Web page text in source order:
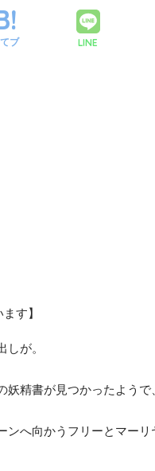
ブ LINE
す】
が。
精書が見つかったようで
へ向かうフリーとマーリ